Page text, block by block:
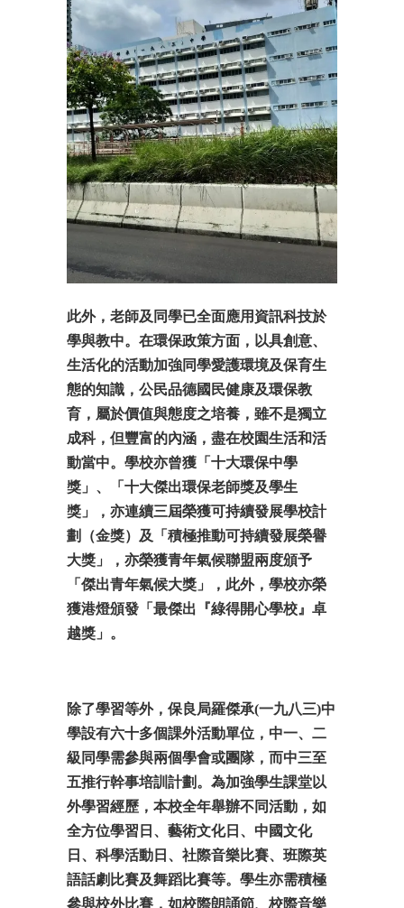
此外，老師及同學已全面應用資訊科技於
學與教中。在環保政策方面，以具創意、
生活化的活動加強同學愛護環境及保育生
態的知識，公民品德國民健康及環保教
育，屬於價值與態度之培養，雖不是獨立
成科，但豐富的內涵，盡在校園生活和活
動當中。學校亦曾獲「十大環保中學
獎」、「十大傑出環保老師獎及學生
獎」，亦連續三屆榮獲可持續發展學校計
劃（金獎）及「積極推動可持續發展榮譽
大獎」，亦榮獲青年氣候聯盟兩度頒予
「傑出青年氣候大獎」，此外，學校亦榮
獲港燈頒發「最傑出『綠得開心學校』卓
越獎」。
除了學習等外，保良局羅傑承(一九八三)中
學設有六十多個課外活動單位，中一、二
級同學需參與兩個學會或團隊，而中三至
五推行幹事培訓計劃。為加強學生課堂以
外學習經歷，本校全年舉辦不同活動，如
全方位學習日、藝術文化日、中國文化
日、科學活動日、社際音樂比賽、班際英
語話劇比賽及舞蹈比賽等。學生亦需積極
參與校外比賽，如校際朗誦節、校際音樂